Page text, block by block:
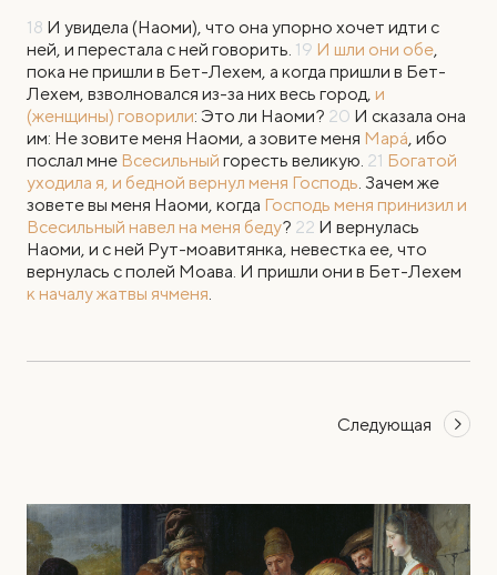
18 И увидела (Наоми), что она упорно хочет идти с
ней, и перестала с ней говорить. 19 И шли они обе,
пока не пришли в Бет-Лехем, а когда пришли в Бет-
Лехем, взволновался из-за них весь город, и
(женщины) говорили: Это ли Наоми? 20 И сказала она
им: Не зовите меня Наоми, а зовите меня Марá, ибо
послал мне Всесильный горесть великую. 21 Богатой
уходила я, и бедной вернул меня Господь. Зачем же
зовете вы меня Наоми, когда Господь меня принизил и
Всесильный навел на меня беду? 22 И вернулась
Наоми, и с ней Рут-моавитянка, невестка ее, что
вернулась с полей Моава. И пришли они в Бет-Лехем
к началу жатвы ячменя.
Следующая